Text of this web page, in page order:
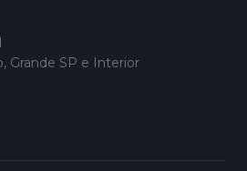
Grande SP e Interior